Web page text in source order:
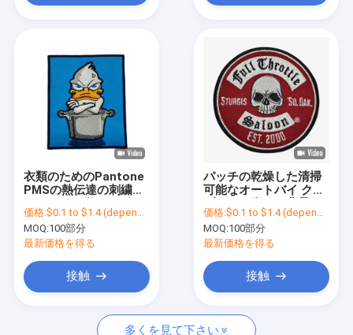
製品
企業情報
会社案内
お問い合わせ
ニュース
すべての場合
衣類のためのPantone
PMSの熱伝達の刺繍パ
ルクロ
価格:$0.1 to $1.4 (depends on the design and order quantity)
MOQ:100部分
最新価格を得る
接触
パッチの乾燥した清掃
可能なオートバイ クラ
鉄
価格:$0.1 to $1.4 (depends on the design and order quantity)
MOQ:100部分
最新価格を得る
接触
多くを見て下さい